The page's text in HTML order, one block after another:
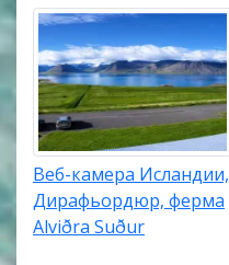
Веб-камера Исландии,
Дирафьордюр, ферма
Alviðra Suður